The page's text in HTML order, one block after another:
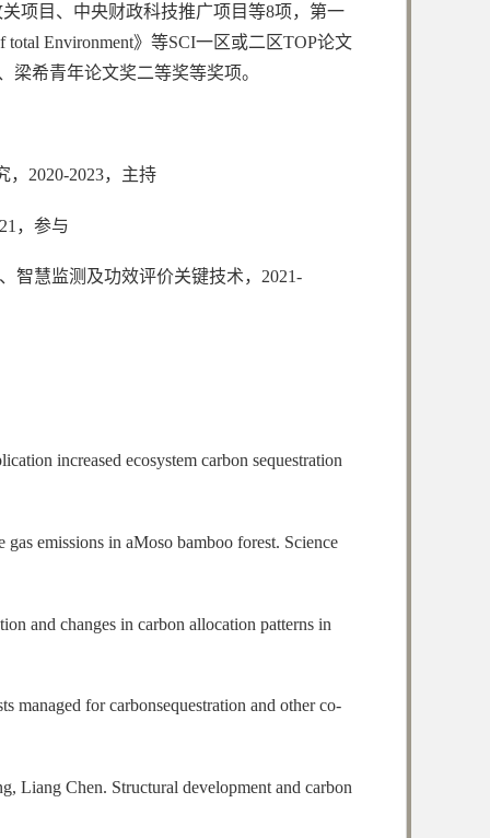
项目、中央财政科技推广项目等8项，第一
total Environment》等SCI一区或二区TOP论文
希青年论文奖二等奖等奖项。
2020-2023，主持
，参与
智慧监测及功效评价关键技术，2021-
increased ecosystem carbon sequestration
emissions in aMoso bamboo forest. Science
and changes in carbon allocation patterns in
managed for carbonsequestration and other co-
Liang Chen. Structural development and carbon